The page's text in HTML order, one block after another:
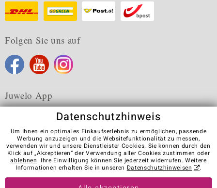
Folgen Sie uns auf
Juwelo App
Karriere AGB Datenschutz Cookies
Impressum
Kontakt
Vertrag widerrufen
Visit our stores in other countries:
Datenschutzhinweis
Um Ihnen ein optimales Einkaufserlebnis zu ermöglichen, passende
Werbung anzuzeigen und die Websitefunktionalität zu messen,
verwenden wir und unsere Dienstleister Cookies. Sie können durch den
Klick auf „Akzeptieren“ der Verwendung aller Cookies zustimmen oder
ablehnen. Ihre Einwilligung können Sie jederzeit widerrufen. Weitere
Informationen erhalten Sie in unseren Datenschutzhinweisen .